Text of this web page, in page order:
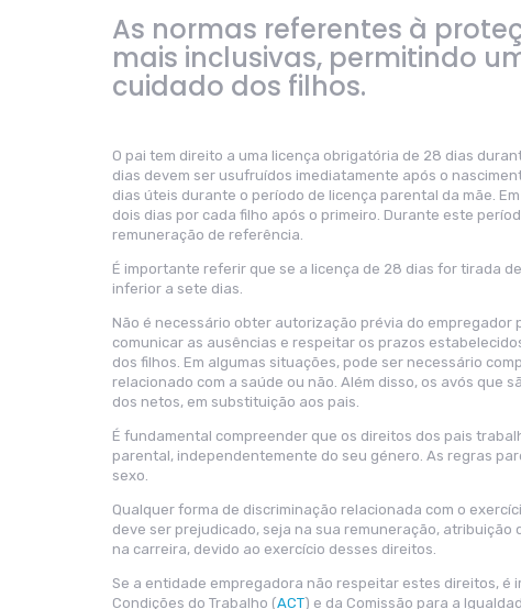
As normas referentes à
mais inclusivas, permitindo
cuidado dos filhos.
O pai tem direito a uma licença obrigatória de 28 dias
dias devem ser usufruídos imediatamente após o
dias úteis durante o período de licença parental da mãe.
dois dias por cada filho após o primeiro. Durante este
remuneração de referência.
É importante referir que se a licença de 28 dias for tirada
inferior a sete dias.
Não é necessário obter autorização prévia do
comunicar as ausências e respeitar os prazos
dos filhos. Em algumas situações, pode ser necessário
relacionado com a saúde ou não. Além disso, os avós
dos netos, em substituição aos pais.
É fundamental compreender que os direitos dos pais
parental, independentemente do seu género. As regras
sexo.
Qualquer forma de discriminação relacionada com o
deve ser prejudicado, seja na sua remuneração,
na carreira, devido ao exercício desses direitos.
Se a entidade empregadora não respeitar estes direitos,
Condições do Trabalho (ACT) e da Comissão para a